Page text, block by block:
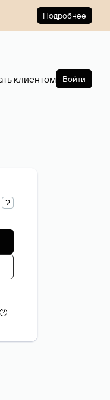
Подробнее
клиентом Войти
?
?